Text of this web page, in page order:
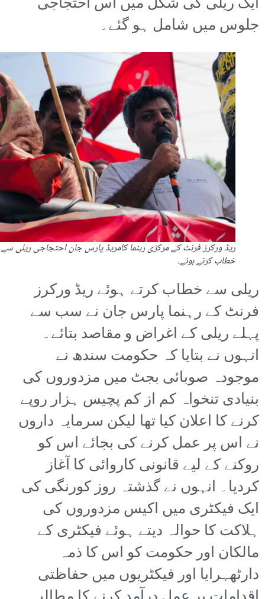
جلوس میں شامل ہو گئے۔
ریڈ ورکرز فرنٹ کے مرکزی رہنما کامریڈ پارس جان احتجاجی ریلی سے
خطاب کرتے ہوئے۔
ریلی سے خطاب کرتے ہوئے ریڈ ورکرز
فرنٹ کے رہنما پارس جان نے سب سے
پہلے ریلی کے اغراض و مقاصد بتائے۔
انہوں نے بتایا کہ حکومت سندھ نے
موجودہ صوبائی بجٹ میں مزدوروں کی
بنیادی تنخواہ کم از کم پچیس ہزار روپے
کرنے کا اعلان کیا تھا لیکن سرمایہ داروں
نے اس پر عمل کرنے کی بجائے اس کو
روکنے کے لیے قانونی کاروائی کا آغاز
کردیا۔ انہوں نے گذشتہ روز کورنگی کی
ایک فیکٹری میں اکیس مزدوروں کی
ہلاکت کا حوالہ دیتے ہوئے فیکٹری کے
مالکان اور حکومت کو اس کا ذمہ
دارٹھہرایا اور فیکٹریوں میں حفاظتی